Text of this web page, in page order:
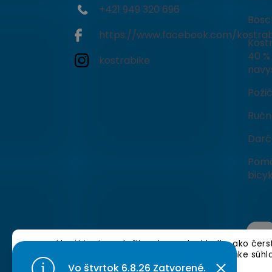
Aby ti tento web šliapal rovnako hladko ako
cookies. 🍪 Tvojou ďalšou jazdou po stránke
nájdeš tu].
Vo štvrtok 6.8.26 Zatvorené.
+421 949 320 696
https://www.facebook.com/
kostrabike
40